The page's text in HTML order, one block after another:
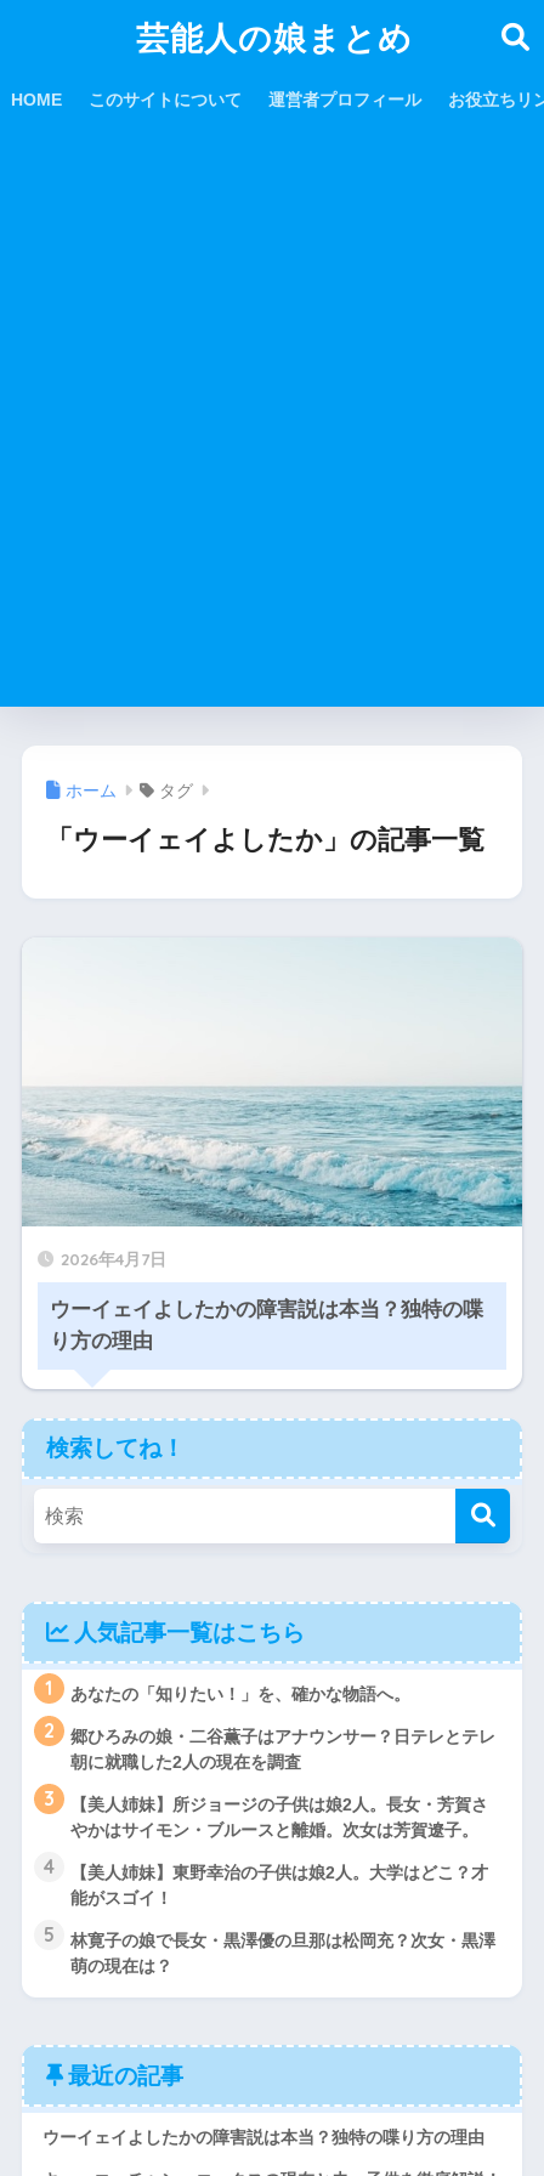
芸能人の娘まとめ
HOME このサイトについて 運営者プロフィール お役立ちリ
ホーム タグ
「ウーイェイよしたか」の記事一覧
2026年4月7日
ウーイェイよしたかの障害説は本当？独特の喋
り方の理由
検索してね！
人気記事一覧はこちら
1 あなたの「知りたい！」を、確かな物語へ。
2
郷ひろみの娘・二谷薫子はアナウンサー？日テレとテレ
朝に就職した2人の現在を調査
3
【美人姉妹】所ジョージの子供は娘2人。長女・芳賀さ
やかはサイモン・ブルースと離婚。次女は芳賀遼子。
4
【美人姉妹】東野幸治の子供は娘2人。大学はどこ？才
能がスゴイ！
5
林寛子の娘で長女・黒澤優の旦那は松岡充？次女・黒澤
萌の現在は？
最近の記事
ウーイェイよしたかの障害説は本当？独特の喋り方の理由